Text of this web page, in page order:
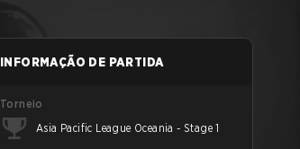
INFORMAÇÃO DE PARTIDA
Torneio
Asia Pacific League Oceania - Stage 1